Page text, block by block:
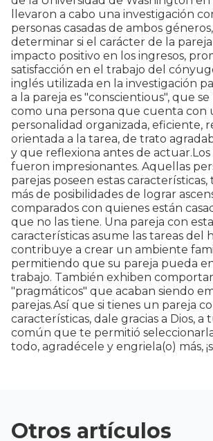
llevaron a cabo una investigación
personas casadas de ambos
determinar si el carácter de la
impacto positivo en los ingresos,
satisfacción en el trabajo del
inglés utilizada en la investigación
a la pareja es "conscientious", que
como una persona que cuenta con
personalidad organizada, eficiente,
orientada a la tarea, de trato
y que reflexiona antes de
fueron impresionantes. Aquellas
parejas poseen estas
más de posibilidades de lograr
comparados con quienes están
que no las tiene. Una pareja con
características asume las tareas del
contribuye a crear un ambiente
permitiendo que su pareja pueda
trabajo. También exhiben
"pragmáticos" que acaban siendo
parejas.Así que si tienes un pareja
características, dale gracias a Dios, a
común que te permitió
todo, agradécele y engriela(o) más,
Otros artículos